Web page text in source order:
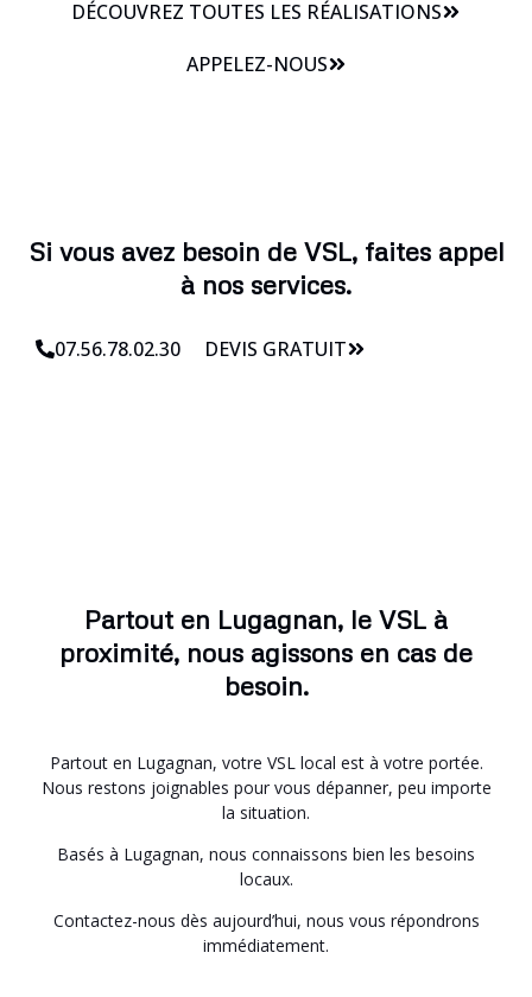
DÉCOUVREZ TOUTES LES RÉALISATIONS
APPELEZ-NOUS
Si vous avez besoin de VSL, faites appel
à nos services.
07.56.78.02.30 DEVIS GRATUIT
Partout en Lugagnan, le VSL à
proximité, nous agissons en cas de
besoin.
Partout en Lugagnan, votre VSL local est à votre portée.
Nous restons joignables pour vous dépanner, peu importe
la situation.
Basés à Lugagnan, nous connaissons bien les besoins
locaux.
Contactez-nous dès aujourd’hui, nous vous répondrons
immédiatement.